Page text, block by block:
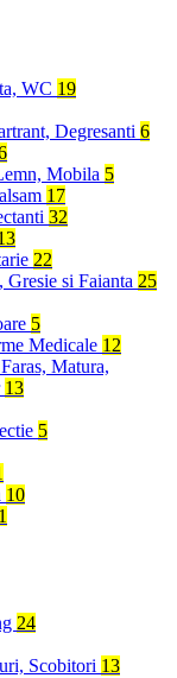
WC 19
Degresanti 6
Mobila 5
17
32
22
Gresie si Faianta 25
5
Medicale 12
Matura,
13
5
10
24
Scobitori 13